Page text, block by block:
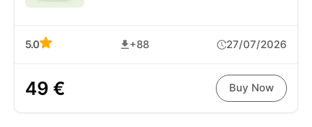
5.0 +88 27/07/2026
49 € Buy Now